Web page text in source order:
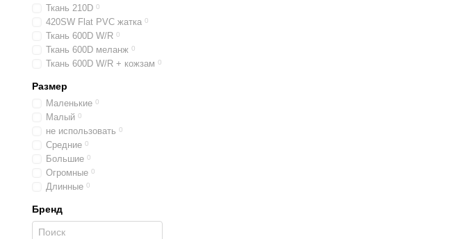
Ткань 210D 0
420SW Flat PVC жатка 0
Ткань 600D W/R 0
Ткань 600D меланж 0
Ткань 600D W/R + кожзам 0
Размер
Маленькие 0
Малый 0
не использовать 0
Средние 0
Большие 0
Огромные 0
Длинные 0
Бренд